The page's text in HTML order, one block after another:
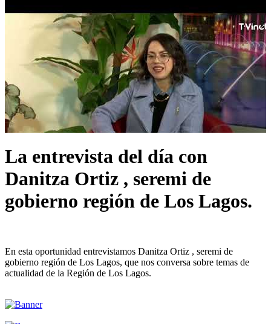
La entrevista del día con
Danitza Ortiz , seremi de
gobierno región de Los Lagos.
En esta oportunidad entrevistamos Danitza Ortiz , seremi de
gobierno región de Los Lagos, que nos conversa sobre temas de
actualidad de la Región de Los Lagos.